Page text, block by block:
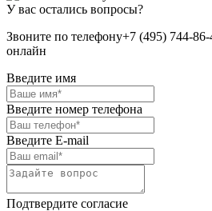
У вас остались вопросы?
Звоните по телефону+7 (495) 744-86-
онлайн
Введите имя
Введите номер телефона
Введите E-mail
Подтвердите согласие